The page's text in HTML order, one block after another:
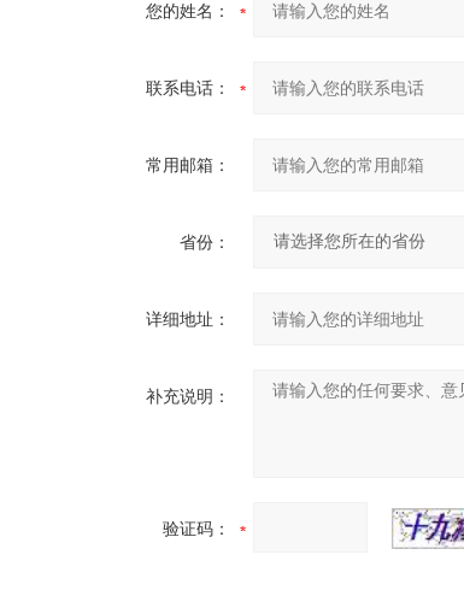
您的姓名：
联系电话：
常用邮箱：
省份：
详细地址：
补充说明：
验证码：